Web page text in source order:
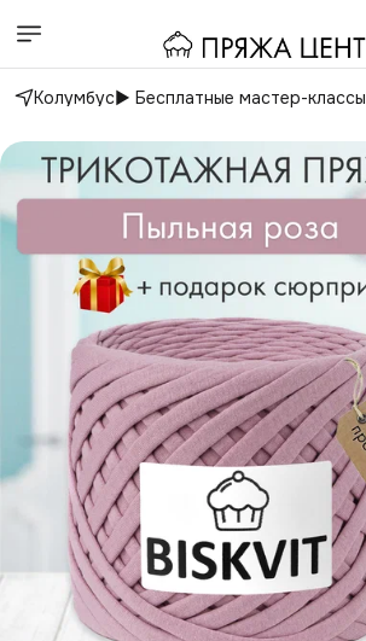
Колумбус▶️ Бесплатные мастер-классы